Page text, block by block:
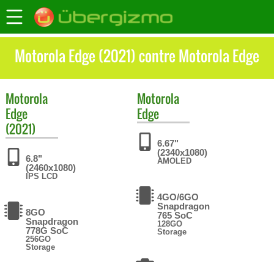
Motorola Edge (2021) contre Motorola Edge
Motorola
Edge
(2021)
6.8"
(2460x1080)
IPS LCD
8GO
Snapdragon
778G SoC
256GO
Storage
Motorola
Edge
6.67"
(2340x1080)
AMOLED
4GO/6GO
Snapdragon
765 SoC
128GO
Storage